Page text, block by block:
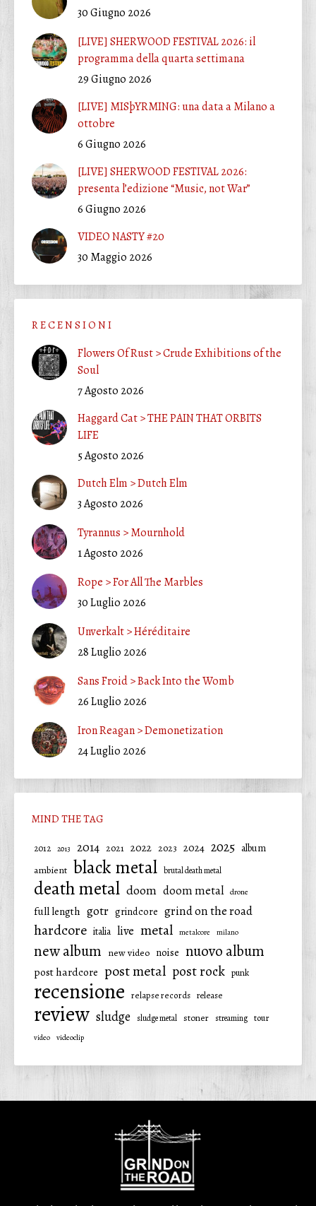
30 Giugno 2026
[LIVE] SHERWOOD FESTIVAL 2026: il
programma della quarta settimana
29 Giugno 2026
[LIVE] MISþYRMING: una data a Milano a
ottobre
6 Giugno 2026
[LIVE] SHERWOOD FESTIVAL 2026:
presenta l’edizione “Music, not War”
6 Giugno 2026
VIDEO NASTY #20
30 Maggio 2026
R E C E N S I O N I
Flowers Of Rust > Crude Exhibitions of the
Soul
7 Agosto 2026
Haggard Cat > THE PAIN THAT ORBITS
LIFE
5 Agosto 2026
Dutch Elm > Dutch Elm
3 Agosto 2026
Tyrannus > Mournhold
1 Agosto 2026
Rope > For All The Marbles
30 Luglio 2026
Unverkalt > Héréditaire
28 Luglio 2026
Sans Froid > Back Into the Womb
26 Luglio 2026
Iron Reagan > Demonetization
24 Luglio 2026
MIND THE TAG
2012 2013 2014 2021 2022 2023 2024 2025 album
ambient black metal brutal death metal
death metal doom doom metal drone
full length gotr grindcore grind on the road
hardcore italia live metal metalcore milano
new album new video noise nuovo album
post hardcore post metal post rock punk
recensione relapse records release
review sludge sludge metal stoner streaming tour
video videoclip